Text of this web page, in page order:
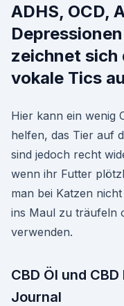
ADHS, OCD,
zeichnet sich
vokale Tics
Hier kann ein wenig
helfen, das Tier auf
sind jedoch recht
wenn ihr Futter
man bei Katzen
ins Maul zu träufeln
verwenden.
CBD Öl und
Journal